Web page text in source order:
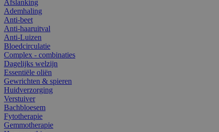
Afslanking
Ademhaling
Anti-beet
Anti-haaruitval
Anti-Luizen
Bloedcirculatie
Complex - combinaties
Dagelijks welzijn
Essentiële oliën
Gewrichten & spieren
Huidverzorging
Verstuiver
Bachbloesem
Fytotherapie
Gemmotherapie